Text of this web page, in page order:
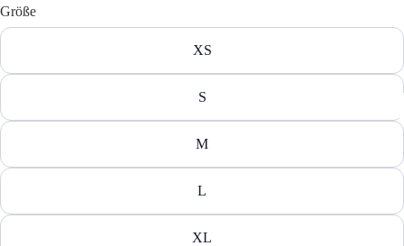
Größe
XS
S
M
L
XL